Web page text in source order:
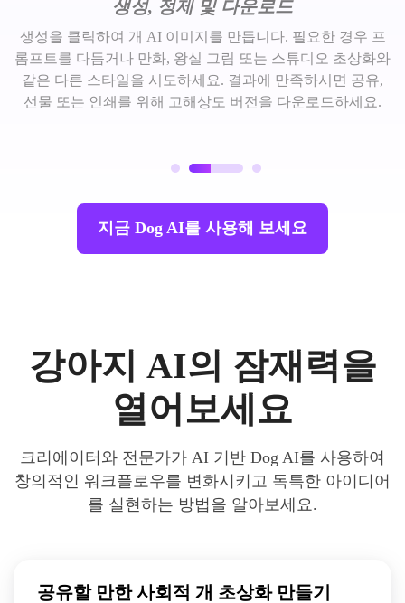
생성, 정제 및 다운로드
생성을 클릭하여 개 AI 이미지를 만듭니다. 필요한 경우 프
롬프트를 다듬거나 만화, 왕실 그림 또는 스튜디오 초상화와
같은 다른 스타일을 시도하세요. 결과에 만족하시면 공유,
선물 또는 인쇄를 위해 고해상도 버전을 다운로드하세요.
지금 Dog AI를 사용해 보세요
강아지 AI의 잠재력을
열어보세요
크리에이터와 전문가가 AI 기반 Dog AI를 사용하여
창의적인 워크플로우를 변화시키고 독특한 아이디어
를 실현하는 방법을 알아보세요.
공유할 만한 사회적 개 초상화 만들기